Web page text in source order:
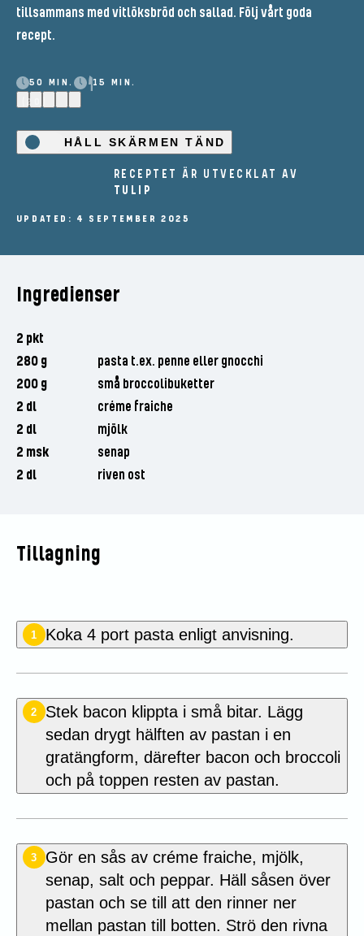
tillsammans med vitlöksbröd och sallad. Följ vårt goda
recept.
50 MIN.
15 MIN.
(20)
HÅLL SKÄRMEN TÄND
RECEPTET ÄR UTVECKLAT AV
TULIP
UPDATED: 4 SEPTEMBER 2025
Ingredienser
2 pkt
280 g
pasta t.ex. penne eller gnocchi
200 g
små broccolibuketter
2 dl
créme fraiche
2 dl
mjölk
2 msk
senap
2 dl
riven ost
Tillagning
1 Koka 4 port pasta enligt anvisning.
2
Stek bacon klippta i små bitar. Lägg
sedan drygt hälften av pastan i en
gratängform, därefter bacon och broccoli
och på toppen resten av pastan.
3
Gör en sås av créme fraiche, mjölk,
senap, salt och peppar. Häll såsen över
pastan och se till att den rinner ner
mellan pastan till botten. Strö den rivna